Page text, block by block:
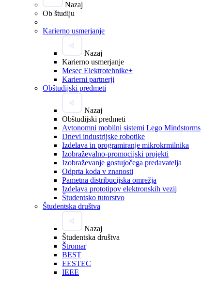
Nazaj
Ob študiju
Karierno usmerjanje
Nazaj
Karierno usmerjanje
Mesec Elektrotehnike+
Karierni partnerji
Obštudijski predmeti
Nazaj
Obštudijski predmeti
Avtonomni mobilni sistemi Lego Mindstorms
Dnevi industrijske robotike
Izdelava in programiranje mikrokrmilnika
Izobraževalno-promocijski projekti
Izobraževanje gostujočega predavatelja
Odprta koda v znanosti
Pametna distribucijska omrežja
Izdelava prototipov elektronskih vezij
Študentsko tutorstvo
Študentska društva
Nazaj
Študentska društva
Štromar
BEST
EESTEC
IEEE